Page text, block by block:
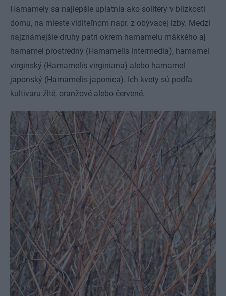
Hamamely sa najlepšie uplatnia ako solitéry v blízkosti
domu, na mieste viditeľnom napr. z obývacej izby. Medzi
najznámejšie druhy patrí okrem hamamelu mäkkého aj
hamamel prostredný (Hamamelis intermedia), hamamel
virginský (Hamamelis virginiana) alebo hamamel
japonský (Hamamelis japonica). Ich kvety sú podľa
kultivaru žlté, oranžové alebo červené.